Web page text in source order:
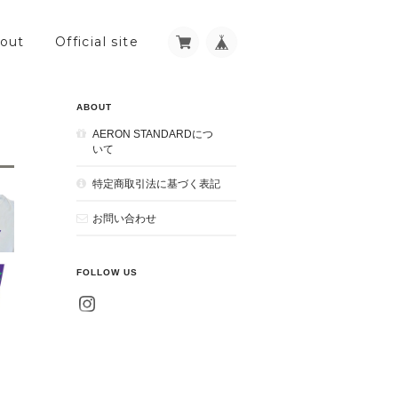
Official site
ABOUT
AERON STANDARDにつ
いて
特定商取引法に基づく表記
お問い合わせ
FOLLOW US